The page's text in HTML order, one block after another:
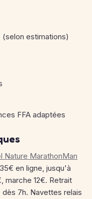
(selon estimations)
FFA adaptées
Nature MarathonMan
en ligne, jusqu'à
marche 12€. Retrait
dès 7h. Navettes relais